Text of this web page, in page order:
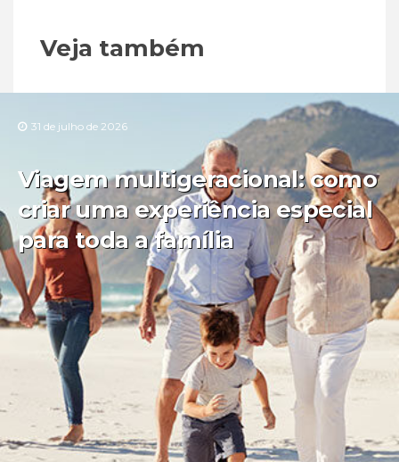
Veja também
31 de julho de 2026
Viagem multigeracional: como
criar uma experiência especial
para toda a família